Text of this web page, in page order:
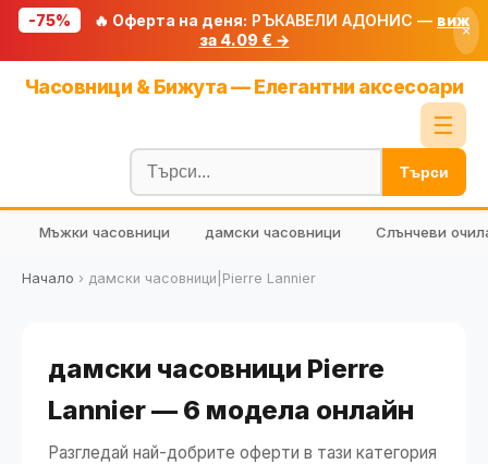
-75% 🔥 Оферта на деня: РЪКАВЕЛИ АДОНИС — виж
за 4.09 € →
×
Часовници & Бижута — Елегантни аксесоари
☰
Блог
🧮 Калкулатори
🔍 Намери продукт
🎁 Подарък
Търси
Мъжки часовници дамски часовници Слънчеви
Начало › дамски часовници|Pierre Lannier
дамски часовници Pierre
Lannier — 6 модела онлайн
Разгледай най-добрите оферти в тази категория